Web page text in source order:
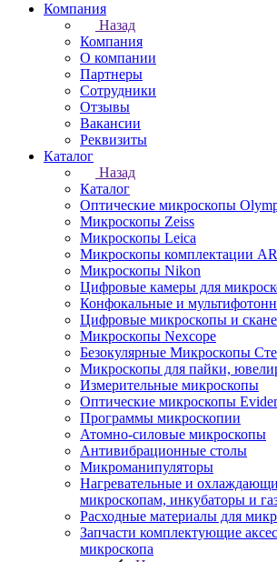
Компания
Назад
Компания
О компании
Партнеры
Сотрудники
Отзывы
Вакансии
Реквизиты
Каталог
Назад
Каталог
Оптические микроскопы
Микроскопы Zeiss
Микроскопы Leica
Микроскопы комплектации
Микроскопы Nikon
Цифровые камеры для
Конфокальные и
Цифровые микроскопы и
Микроскопы Nexcope
Безокулярные Микроскопы
Микроскопы для пайки,
Измерительные микроскопы
Оптические микроскопы
Программы микроскопии
Атомно-силовые микроскопы
Антивибрационные столы
Микроманипуляторы
Нагревательные и
микроскопам, инкубаторы и
Расходные материалы для
Запчасти комплектующие
микроскопа